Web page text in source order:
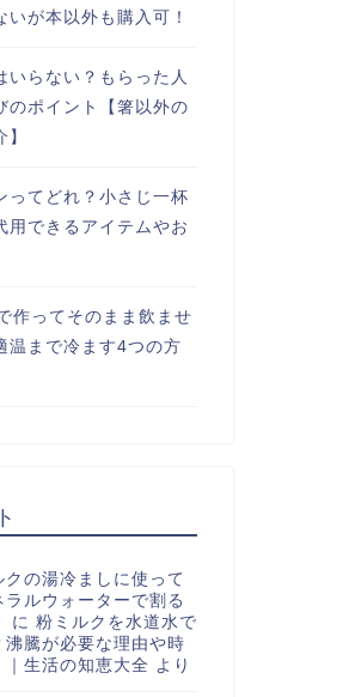
いが本以外も購入可！
いらない？もらった人
のポイント【箸以外の
ってどれ？小さじ一杯
用できるアイテムやお
作ってそのまま飲ませ
温まで冷ます4つの方
の湯冷ましに使って
ラルウォーターで割る
に 粉ミルクを水道水で
騰が必要な理由や時
生活の知恵大全 より